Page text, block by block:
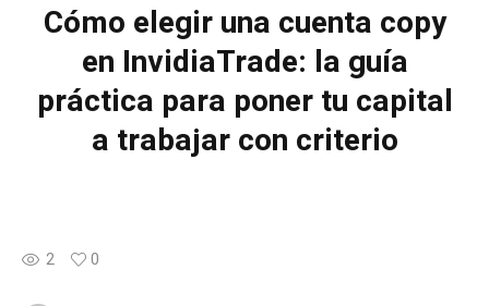
Cómo elegir una cuenta copy
en InvidiaTrade: la guía
práctica para poner tu capital
a trabajar con criterio
2 0